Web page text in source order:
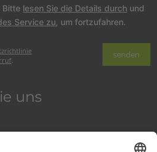
Bitte lesen Sie die Details durch und
Service zu , um fortzufahren.
uns